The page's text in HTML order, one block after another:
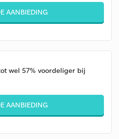
AANBIEDING
wel 57% voordeliger bij
AANBIEDING